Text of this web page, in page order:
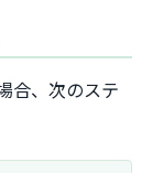
合、次のステ